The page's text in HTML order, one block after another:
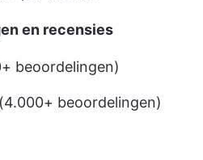
en recensies
beoordelingen)
beoordelingen)